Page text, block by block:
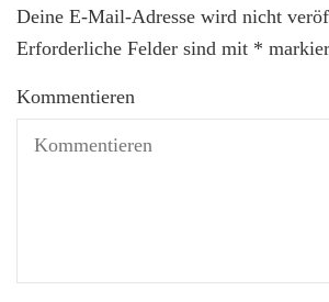
Deine E-Mail-Adresse wird nicht
Erforderliche Felder sind mit *
Kommentieren